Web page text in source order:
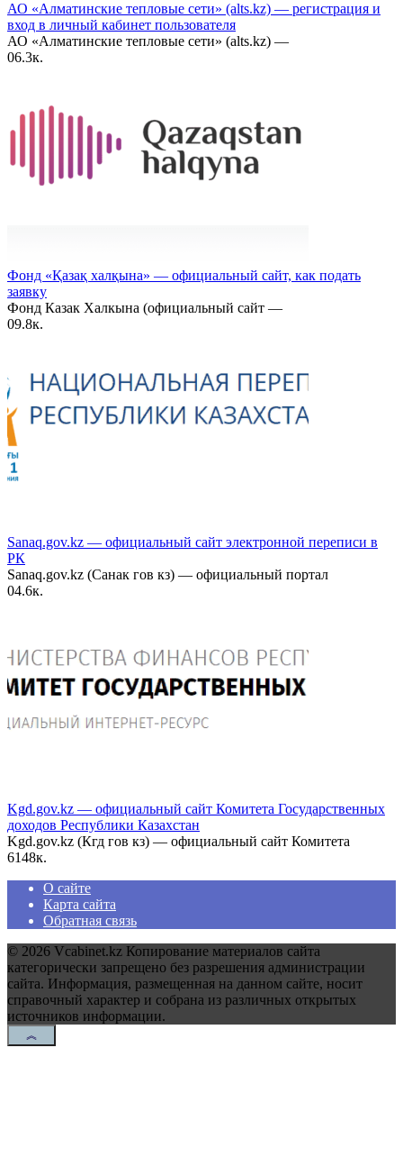
АО «Алматинские тепловые сети» (alts.kz) — регистрация и
вход в личный кабинет пользователя
АО «Алматинские тепловые сети» (alts.kz) —
06.3к.
Фонд «Қазақ халқына» — официальный сайт, как подать
заявку
Фонд Казак Халкына (официальный сайт —
09.8к.
Sanaq.gov.kz — официальный сайт электронной переписи в
РК
Sanaq.gov.kz (Санак гов кз) — официальный портал
04.6к.
Kgd.gov.kz — официальный сайт Комитета Государственных
доходов Республики Казахстан
Kgd.gov.kz (Кгд гов кз) — официальный сайт Комитета
6148к.
О сайте
Карта сайта
Обратная связь
© 2026 Vcabinet.kz Копирование материалов сайта
категорически запрещено без разрешения администрации
сайта. Информация, размещенная на данном сайте, носит
справочный характер и собрана из различных открытых
источников информации.